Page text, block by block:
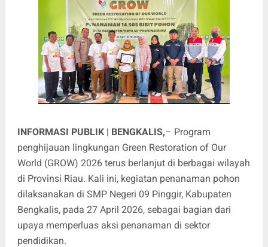
INFORMASI PUBLIK | BENGKALIS,– Program
penghijauan lingkungan Green Restoration of Our
World (GROW) 2026 terus berlanjut di berbagai wilayah
di Provinsi Riau. Kali ini, kegiatan penanaman pohon
dilaksanakan di SMP Negeri 09 Pinggir, Kabupaten
Bengkalis, pada 27 April 2026, sebagai bagian dari
upaya memperluas aksi penanaman di sektor
pendidikan.